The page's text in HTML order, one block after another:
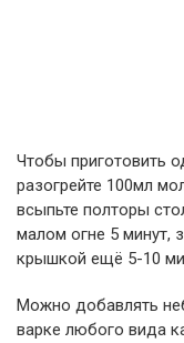
Чтобы приготовить
разогрейте 100мл
всыпьте полторы
малом огне 5 минут,
крышкой ещё 5-10
Можно добавлять
варке любого вида